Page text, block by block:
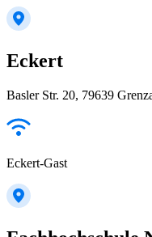
Eckert
Basler Str. 20, 79639
Eckert-Gast